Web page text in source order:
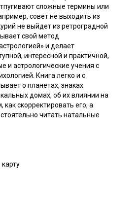
сложные термины или
совет не выходить из
не выйдет из ретроградной
свой метод
и делает
интересной и практичной,
и астрологические учения с
Книга легко и с
о планетах, знаках
домах, об их влиянии на
как скорректировать его, а
читать натальные